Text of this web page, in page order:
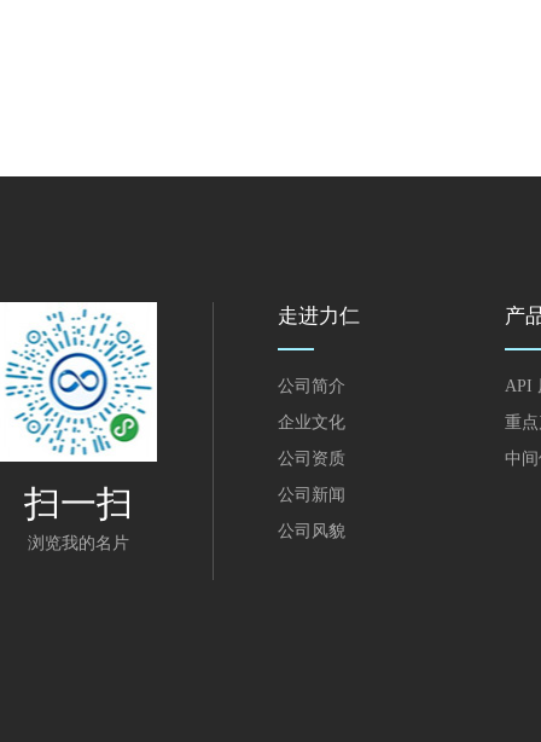
扫一扫
浏览我的名片
走进力仁
公司简介
企业文化
公司资质
公司新闻
公司风貌
产
API
重
中